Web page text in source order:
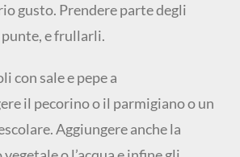
gusto. Prendere parte degli
punte, e frullarli.
con sale e pepe a
il pecorino o il parmigiano o un
Aggiungere anche la